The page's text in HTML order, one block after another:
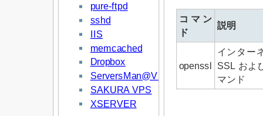
pure-ftpd
sshd
IIS
memcached
Dropbox
ServersMan@VPS
SAKURA VPS
XSERVER
コマン
ド
説明
openssl
インター
SSL およ
マンド